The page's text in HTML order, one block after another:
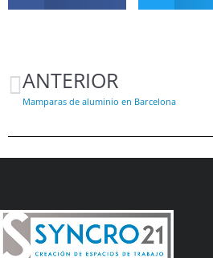
ANTERIOR
Mamparas de aluminio en Barcelona